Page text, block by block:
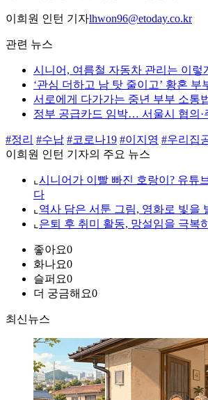
이희원 인턴 기자lhwon96@etoday.co.kr
관련 뉴스
시니어, 여름철 자동차 관리는 이렇
‘관심 더하고 남 탓 줄이고’ 황혼 부
서로에게 다가가는 중년 부부 소통
정부 공급카드 임박… 서울시 협의·
#정리 #수납 #코로나19 #이지영 #우리집
이희원 인턴 기자의 주요 뉴스
⌞ 시니어가 이빨 빠진 호랑이? 유튜
다
⌞ 역사 담은 서툰 그림, 영화로 빛을
⌞ 은퇴 후 취미 활동, 망설임을 극복
좋아요0
화나요0
슬퍼요0
더 궁금해요0
최신뉴스